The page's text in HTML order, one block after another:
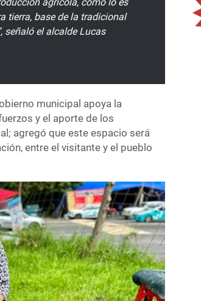
tierra, base de la tradicional
señaló el alcalde Lucas
municipal apoya la
y el aporte de los
agregó que este espacio será
entre el visitante y el pueblo